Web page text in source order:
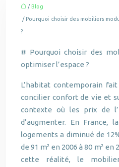
/ Blog
/ Pourquoi choisir des mobiliers
?
# Pourquoi choisir des
optimiser l’espace ?
L’habitat contemporain
concilier confort de vie et
contexte où les prix de
d’augmenter. En France,
logements a diminué de
de 91 m² en 2006 à 80 m² en
cette réalité, le mobilier